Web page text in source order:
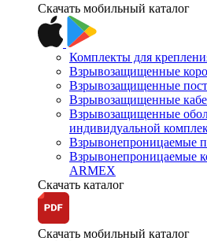
Скачать мобильный каталог
Комплекты для
Взрывозащищенные
Взрывозащищенные
Взрывозащищенные
Взрывозащищенные
индивидуальной
Взрывонепроницаемые
Взрывонепроницаемые
ARMEX
Скачать каталог
Скачать мобильный каталог